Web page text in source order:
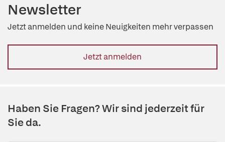
Newsletter
Jetzt anmelden und keine Neuigkeiten mehr verpassen
Jetzt anmelden
Haben Sie Fragen? Wir sind jederzeit für
Sie da.